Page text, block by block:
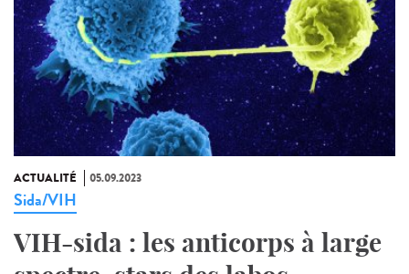
ACTUALITÉ 05.09.2023
Sida/VIH
VIH-sida : les anticorps à large